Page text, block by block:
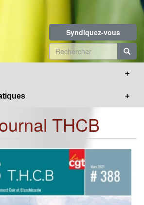
Syndiquez-vous
Formulaire
de
THCB